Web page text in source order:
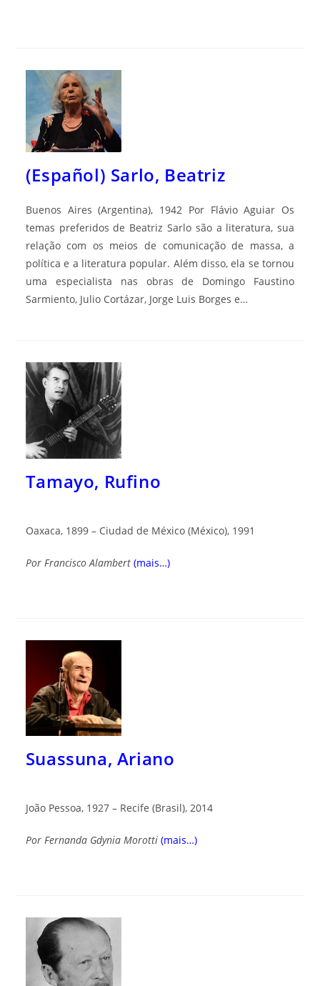
(Español) Sarlo, Beatriz
Buenos Aires (Argentina), 1942 Por Flávio Aguiar Os
temas preferidos de Beatriz Sarlo são a literatura, sua
relação com os meios de comunicação de massa, a
política e a literatura popular. Além disso, ela se tornou
uma especialista nas obras de Domingo Faustino
Sarmiento, Julio Cortázar, Jorge Luis Borges e…
Tamayo, Rufino
Oaxaca, 1899 – Ciudad de México (México), 1991
Por Francisco Alambert (mais…)
Suassuna, Ariano
João Pessoa, 1927 – Recife (Brasil), 2014
Por Fernanda Gdynia Morotti (mais…)